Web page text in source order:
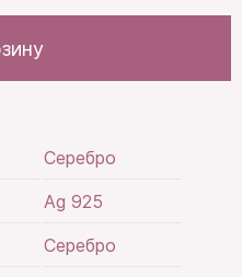
Серебро
Ag 925
Серебро